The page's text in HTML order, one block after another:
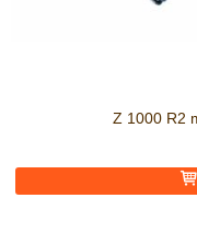
Z 1000 R2